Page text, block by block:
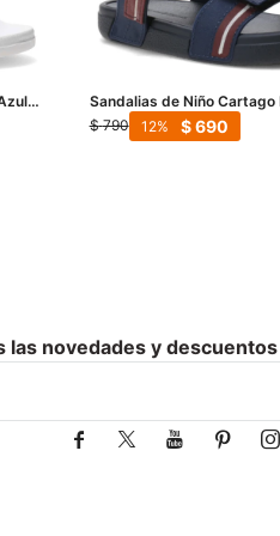
-
Sandalias de Niño Cartago
Sand Baby - Azul - Bordó
$ 790 $ 690
12
las novedades y descuentos
    